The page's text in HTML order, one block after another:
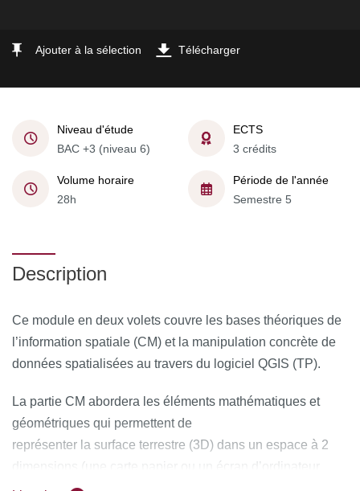
Ajouter à la sélection Télécharger
Niveau d'étude
BAC +3 (niveau 6)
ECTS
3 crédits
Volume horaire
28h
Période de l'année
Semestre 5
Description
Ce module en deux volets couvre les bases théoriques de
l’information spatiale (CM) et la manipulation concrète de
données spatialisées au travers du logiciel QGIS (TP).
La partie CM abordera les éléments mathématiques et
géométriques qui permettent de
représenter la surface terrestre (3D) dans un espace à 2
dimensions (une carte papier ou un écran d’ordinateur
dans le cas d’un SIG). Cela inclut la représentation